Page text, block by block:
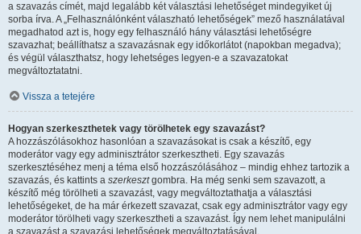
a szavazás címét, majd legalább két választási lehetőséget mindegyiket új
sorba írva. A „Felhasználónként válaszható lehetőségek” mező használatával
megadhatod azt is, hogy egy felhasználó hány választási lehetőségre
szavazhat; beállíthatsz a szavazásnak egy időkorlátot (napokban megadva);
és végül választhatsz, hogy lehetséges legyen-e a szavazatokat
megváltoztatatni.
Vissza a tetejére
Hogyan szerkeszthetek vagy törölhetek egy szavazást?
A hozzászólásokhoz hasonlóan a szavazásokat is csak a készítő, egy
moderátor vagy egy adminisztrátor szerkesztheti. Egy szavazás
szerkesztéséhez menj a téma első hozzászólásához – mindig ehhez tartozik a
szavazás, és kattints a szerkesztgombra. Ha még senki sem szavazott, a
készítő még törölheti a szavazást, vagy megváltoztathatja a választási
lehetőségeket, de ha már érkezett szavazat, csak egy adminisztrátor vagy egy
moderátor törölheti vagy szerkesztheti a szavazást. Így nem lehet manipulálni
a szavazást a szavazási lehetőségek megváltoztatásával.